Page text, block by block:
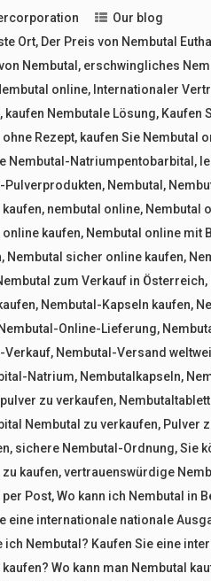
Our blog
Ort, Der Preis von Nembutal
Nembutal , erschwingliches
online, Internationaler
, kaufen Nembutale Lösung, Kaufen
Rezept, kaufen Sie Nembutal
Nembutal-Natriumpentobarbital ,
Pulverprodukten, Nembutal ,
kaufen, nembutal online, Nembutal
online kaufen, Nembutal online mit
, Nembutal sicher online kaufen,
zum Verkauf in Österreich,
, Nembutal-Kapseln kaufen,
Nembutal-Online-Lieferung,
Verkauf, Nembutal-Versand
Natrium, Nembutalkapseln,
zu verkaufen,
Nembutal zu verkaufen, Pulver
, sichere Nembutal-Ordnung,Sie
kaufen,vertrauenswürdige
per Post,Wo kann ich Nembutal in
eine internationale nationale
ich Nembutal? Kaufen Sie eine
kaufen? Wo kann man Nembutal